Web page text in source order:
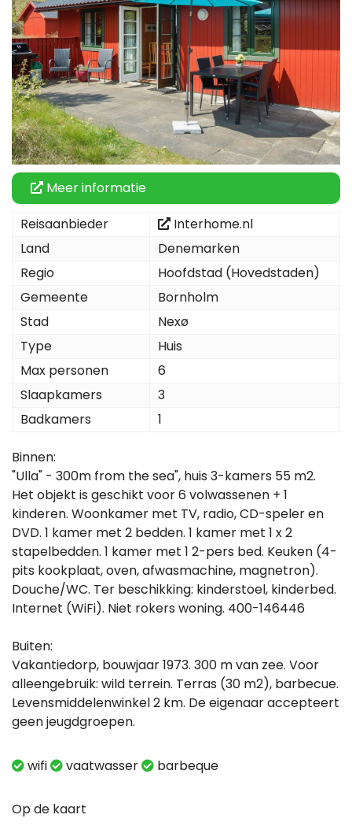
Meer informatie
Reisaanbieder
Interhome.nl
Land
Denemarken
Regio
Hoofdstad (Hovedstaden)
Gemeente
Bornholm
Stad
Nexø
Type
Huis
Max personen
6
Slaapkamers
3
Badkamers
1
Binnen:
"Ulla" - 300m from the sea", huis 3-kamers 55 m2.
Het objekt is geschikt voor 6 volwassenen + 1
kinderen. Woonkamer met TV, radio, CD-speler en
DVD. 1 kamer met 2 bedden. 1 kamer met 1 x 2
stapelbedden. 1 kamer met 1 2-pers bed. Keuken (4-
pits kookplaat, oven, afwasmachine, magnetron).
Douche/WC. Ter beschikking: kinderstoel, kinderbed.
Internet (WiFi). Niet rokers woning. 400-146446
Buiten:
Vakantiedorp, bouwjaar 1973. 300 m van zee. Voor
alleengebruik: wild terrein. Terras (30 m2), barbecue.
Levensmiddelenwinkel 2 km. De eigenaar accepteert
geen jeugdgroepen.
wifi vaatwasser barbeque
Op de kaart